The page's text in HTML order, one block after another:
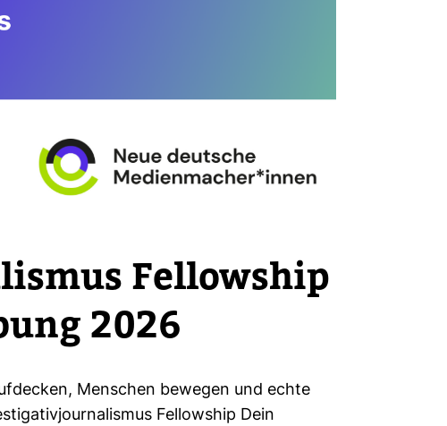
Fel­low­ship
2026
Men­schen bewegen und echte
Fel­low­ship Dein